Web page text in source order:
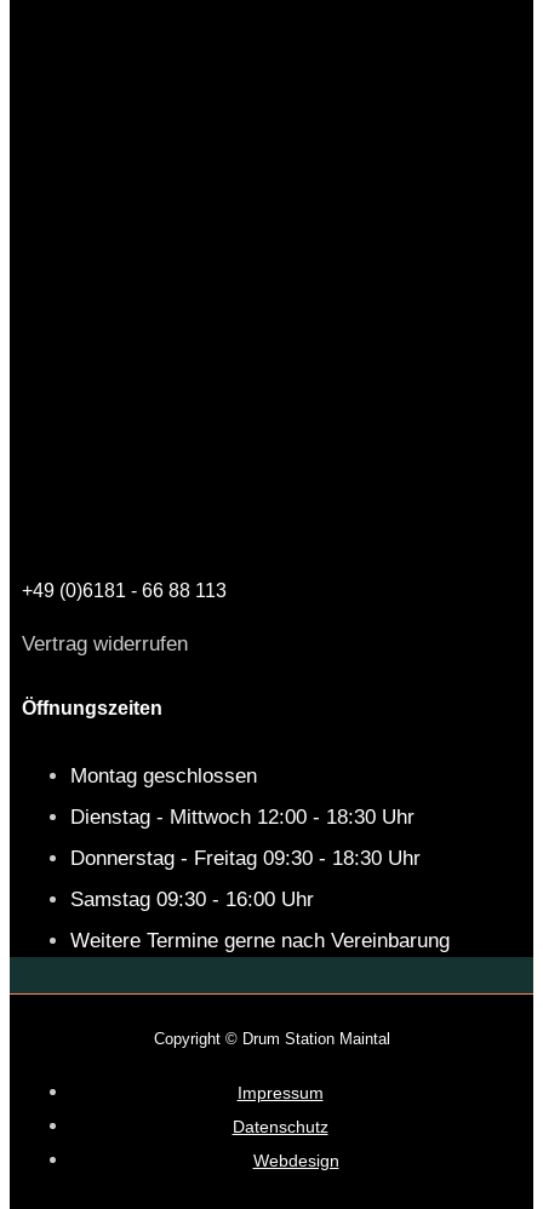
+49 (0)6181 - 66 88 113
Vertrag widerrufen
Öffnungszeiten
Montag geschlossen
Dienstag - Mittwoch 12:00 - 18:30 Uhr
Donnerstag - Freitag 09:30 - 18:30 Uhr
Samstag 09:30 - 16:00 Uhr
Weitere Termine gerne nach Vereinbarung
Copyright © Drum Station Maintal
Impressum
Datenschutz
Webdesign